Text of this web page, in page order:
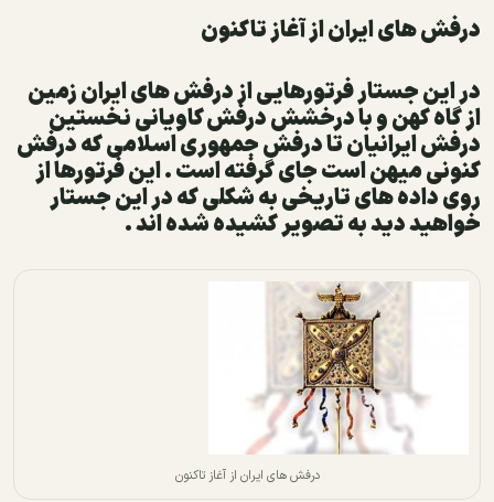
درفش های ایران از آغاز تاکنون
در این جستار فرتورهایی از درفش های ایران زمین
از گاه کهن و با درخشش درفش کاویانی نخستین
درفش ایرانیان تا درفش جمهوری اسلامی که درفش
کنونی میهن است جای گرفته است . این فرتورها از
روی داده های تاریخی به شکلی که در این جستار
خواهید دید به تصویر کشیده شده اند .
درفش های ایران از آغاز تاکنون